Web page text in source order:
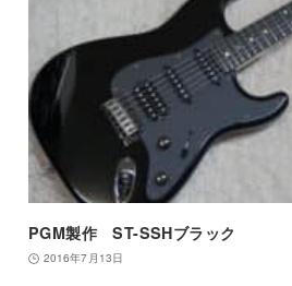
PGM製作 ST-SSHブラック
2016年7月13日